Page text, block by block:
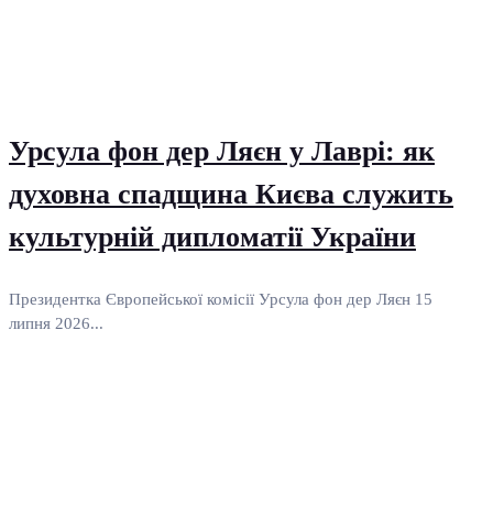
Урсула фон дер Ляєн у Лаврі: як
духовна спадщина Києва служить
культурній дипломатії України
Президентка Європейської комісії Урсула фон дер Ляєн 15
липня 2026...